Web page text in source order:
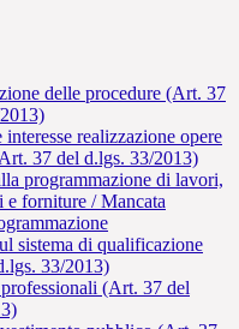
delle procedure (Art. 37
realizzazione opere
37 del d.lgs. 33/2013)
programmazione di lavori,
e forniture / Mancata
sistema di qualificazione
33/2013)
(Art. 37 del